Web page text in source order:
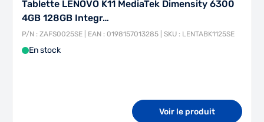
Tablette LENOVO K11 MediaTek Dimensity 6300
4GB 128GB Integr…
P/N : ZAFS0025SE | EAN : 0198157013285 | SKU : LENTABK1125SE
En stock
Voir le produit